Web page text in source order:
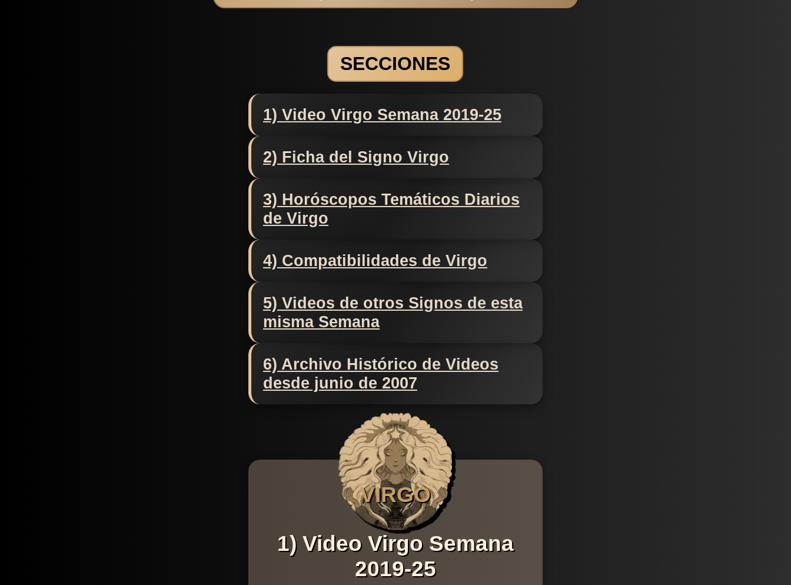
SECCIONES
1) Video Virgo Semana 2019-25
2) Ficha del Signo Virgo
3) Horóscopos Temáticos Diarios
de Virgo
4) Compatibilidades de Virgo
5) Videos de otros Signos de esta
misma Semana
6) Archivo Histórico de Videos
desde junio de 2007
VIRGO
1) Video Virgo Semana
2019-25